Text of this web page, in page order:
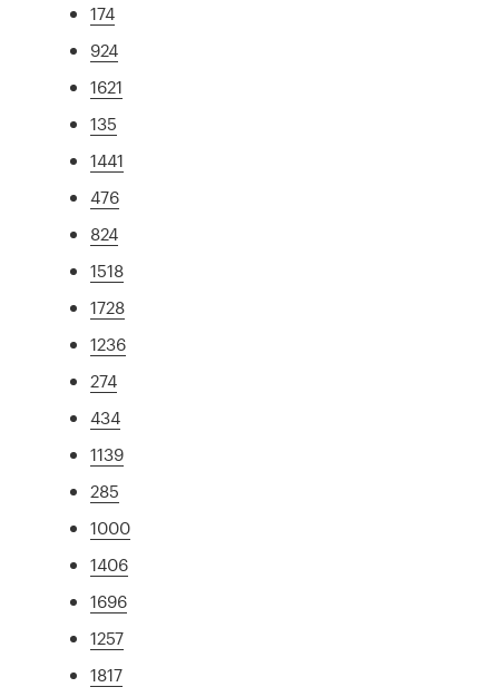
174
924
1621
135
1441
476
824
1518
1728
1236
274
434
1139
285
1000
1406
1696
1257
1817